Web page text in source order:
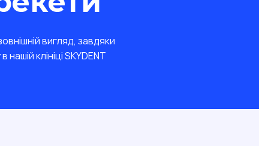
вигляд, завдяки
клініці SKYDENT